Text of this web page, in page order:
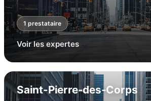
1 prestataire
Voir les expertes
Saint-Pierre-des-Corps